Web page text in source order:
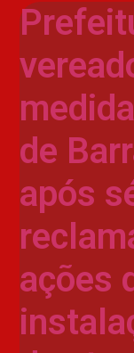
de
após
ações